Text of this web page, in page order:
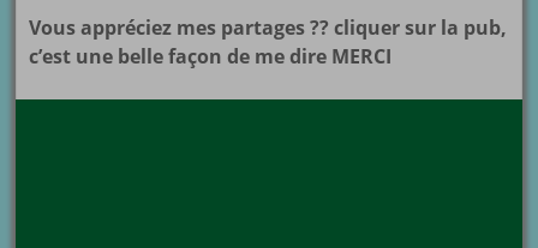
Vous appréciez mes partages ?? cliquer sur la pub,
c’est une belle façon de me dire MERCI